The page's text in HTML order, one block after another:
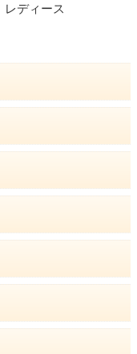
レディース